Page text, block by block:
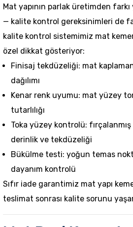
Mat yapının parlak üretimden
— kalite kontrol gereksinimleri de
kalite kontrol sistemimiz mat
özel dikkat gösteriyor:
Finisaj tekdüzeliği: mat
dağılımı
Kenar renk uyumu: mat yüzey
tutarlılığı
Toka yüzey kontrolü:
derinlik ve tekdüzeliği
Bükülme testi: yoğun temas
dayanım kontrolü
Sıfır iade garantimiz mat yapı
teslimat sonrası kalite sorunu